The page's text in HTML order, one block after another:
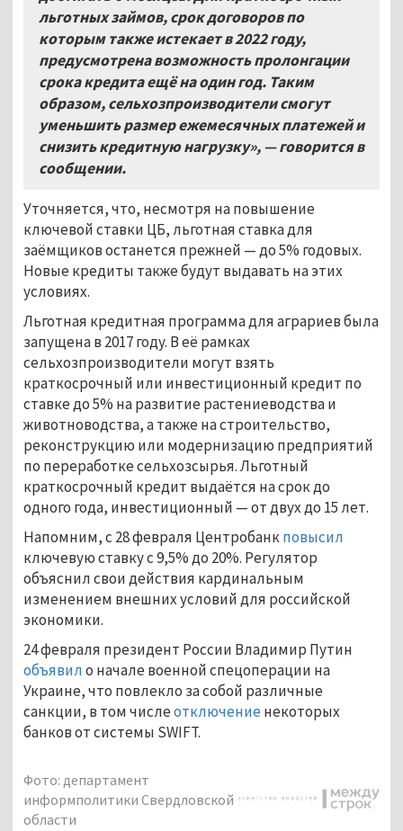
льготных займов, срок договоров по
которым также истекает в 2022 году,
предусмотрена возможность пролонгации
срока кредита ещё на один год. Таким
образом, сельхозпроизводители смогут
уменьшить размер ежемесячных платежей и
снизить кредитную нагрузку», — говорится в
сообщении.
Уточняется, что, несмотря на повышение
ключевой ставки ЦБ, льготная ставка для
заёмщиков останется прежней — до 5% годовых.
Новые кредиты также будут выдавать на этих
условиях.
Льготная кредитная программа для аграриев была
запущена в 2017 году. В её рамках
сельхозпроизводители могут взять
краткосрочный или инвестиционный кредит по
ставке до 5% на развитие растениеводства и
животноводства, а также на строительство,
реконструкцию или модернизацию предприятий
по переработке сельхозсырья. Льготный
краткосрочный кредит выдаётся на срок до
одного года, инвестиционный — от двух до 15 лет.
Напомним, с 28 февраля Центробанкповысил
ключевую ставку с 9,5% до 20%. Регулятор
объяснил свои действия кардинальным
изменением внешних условий для российской
экономики.
24 февраля президент России Владимир Путин
объявило начале военной спецоперации на
Украине, что повлекло за собой различные
санкции, в том числеотключение некоторых
банков от системы SWIFT.
Фото: департамент
информполитики Свердловской
области